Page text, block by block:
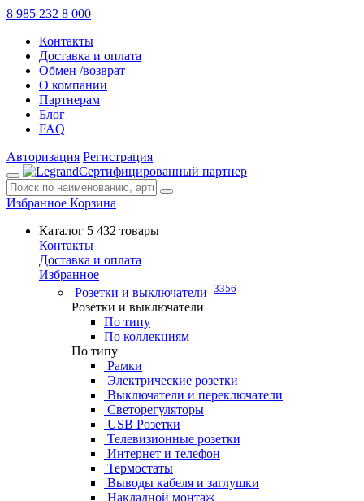
8 985 232 8 000
Контакты
Доставка и оплата
Обмен /возврат
О компании
Партнерам
Блог
FAQ
Авторизация Регистрация
Сертифицированный партнер
Избранное Корзина
Каталог 5 432 товары
Контакты
Доставка и оплата
Избранное
Розетки и выключатели 3356
Розетки и выключатели
По типу
По коллекциям
По типу
Рамки
Электрические розетки
Выключатели и переключатели
Светорегуляторы
USB Розетки
Телевизионные розетки
Интернет и телефон
Термостаты
Выводы кабеля и заглушки
Накладной монтаж